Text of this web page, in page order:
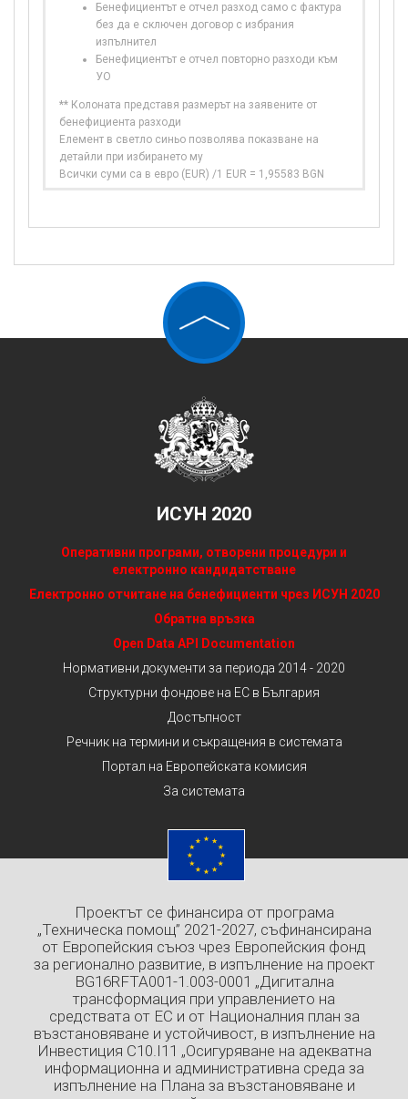
Бенефициентът е отчел разход само с фактура
без да е сключен договор с избрания
изпълнител
Бенефициентът е отчел повторно разходи към
УО
** Колоната представя размерът на заявените от
бенефициента разходи
Елемент в светло синьо позволява показване на
детайли при избирането му
Всички суми са в евро (EUR) /1 EUR = 1,95583 BGN
ИСУН 2020
Оперативни програми, отворени процедури и
електронно кандидатстване
Електронно отчитане на бенефициенти чрез ИСУН 2020
Обратна връзка
Open Data API Documentation
Нормативни документи за периода 2014 - 2020
Структурни фондове на ЕС в България
Достъпност
Речник на термини и съкращения в системата
Портал на Европейската комисия
За системата
Проектът се финансира от програма
„Техническа помощ” 2021-2027, съфинансирана
от Европейския съюз чрез Европейския фонд
за регионално развитие, в изпълнение на проект
BG16RFTA001-1.003-0001 „Дигитална
трансформация при управлението на
средствата от ЕС и от Националния план за
възстановяване и устойчивост, в изпълнение на
Инвестиция C10.I11 „Осигуряване на адекватна
информационна и административна среда за
изпълнение на Плана за възстановяване и